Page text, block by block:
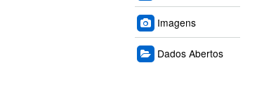
Imagens
Dados Abertos